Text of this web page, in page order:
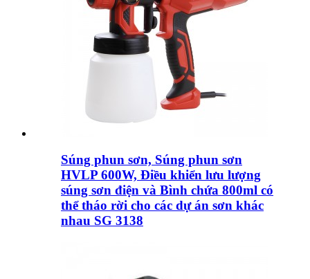
Súng phun sơn, Súng phun sơn
HVLP 600W, Điều khiển lưu lượng
súng sơn điện và Bình chứa 800ml có
thể tháo rời cho các dự án sơn khác
nhau SG 3138